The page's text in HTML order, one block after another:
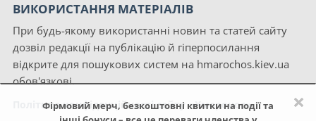
×
Фірмовий мерч, безкоштовні квитки на події та
ВИКОРИСТАННЯ МАТЕРІАЛІВ
При будь-якому використанні новин та статей сайту
дозвіл редакції на публікацію й гіперпосилання
відкрите для пошукових систем на hmarochos.kiev.ua
обов'язкові.
Політика конфіденційності сайту «Хмарочос»